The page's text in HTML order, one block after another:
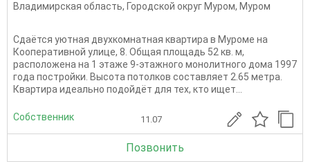
Владимирская область, Городской округ Муром, Муром
Сдаётся уютная двухкомнатная квартира в Муроме на
Кооперативной улице, 8. Общая площадь 52 кв. м,
расположена на 1 этаже 9-этажного монолитного дома 1997
года постройки. Высота потолков составляет 2.65 метра.
Квартира идеально подойдёт для тех, кто ищет...
Собственник 11.07
Позвонить